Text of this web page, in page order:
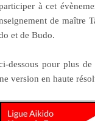
à cet
de maître
et de Budo.
dessous pour plus
version en haute